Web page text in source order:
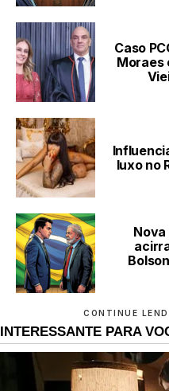
Caso
Moraes
luxo no
CONTINUE
INTERESSANTE PARA